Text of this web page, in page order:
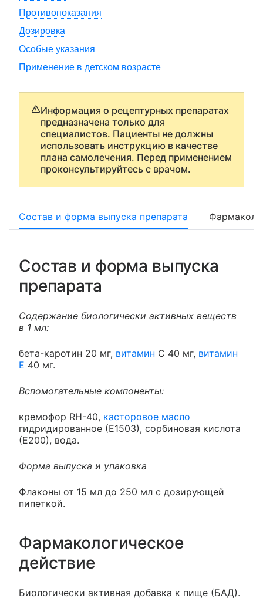
Противопоказания
Дозировка
Особые указания
Применение в детском возрасте
Информация о рецептурных препаратах
предназначена только для
специалистов. Пациенты не должны
использовать инструкцию в качестве
плана самолечения. Перед применением
проконсультируйтесь с врачом.
Состав и форма выпуска препарата
Состав и форма выпуска
препарата
Содержание биологически активных веществ
в 1 мл:
бета-каротин 20 мг, витамин С 40 мг, витамин
Е 40 мг.
Вспомогательные компоненты:
кремофор RH-40, касторовое масло
гидридированное (Е1503), сорбиновая кислота
(Е200), вода.
Форма выпуска и упаковка
Флаконы от 15 мл до 250 мл с дозирующей
пипеткой.
Фармакологическое
действие
Биологически активная добавка к пище (БАД).